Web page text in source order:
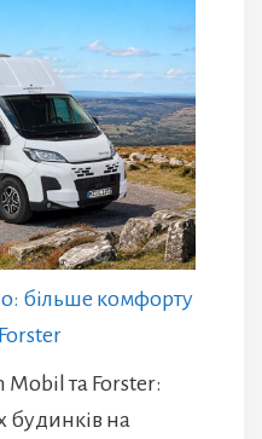
більше комфорту
Mobil та Forster:
будинків на